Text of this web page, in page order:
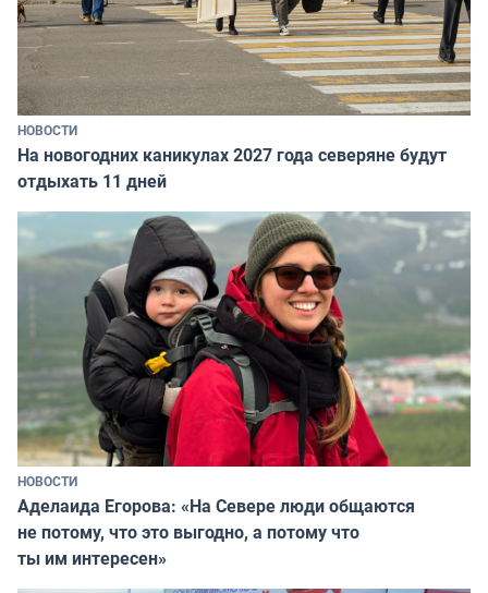
НОВОСТИ
На новогодних каникулах 2027 года северяне будут
отдыхать 11 дней
НОВОСТИ
Аделаида Егорова: «На Севере люди общаются
не потому, что это выгодно, а потому что
ты им интересен»